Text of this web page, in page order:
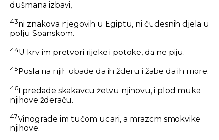
dušmana izbavi,
43ni znakova njegovih u Egiptu, ni čudesnih djela u
polju Soanskom.
44U krv im pretvori rijeke i potoke, da ne piju.
45 Posla na njih obade da ih žderu i žabe da ih more.
46I predade skakavcu žetvu njihovu, i plod muke
njihove žderaču.
47Vinograde im tučom udari, a mrazom smokvike
njihove.